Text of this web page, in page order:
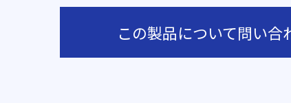
この製品について問い合